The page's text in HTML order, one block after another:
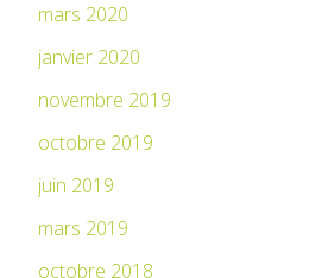
mars 2020
janvier 2020
novembre 2019
octobre 2019
juin 2019
mars 2019
octobre 2018